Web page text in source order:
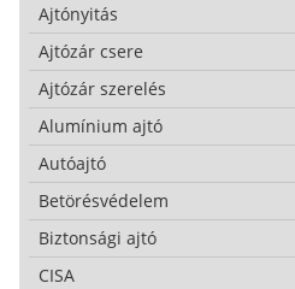
Ajtónyitás
Ajtózár csere
Ajtózár szerelés
Alumínium ajtó
Autóajtó
Betörésvédelem
Biztonsági ajtó
CISA